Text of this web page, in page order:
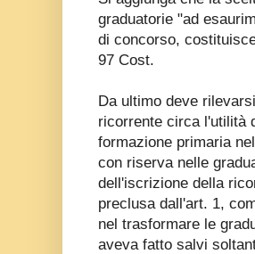
graduatorie "ad
di concorso,
97 Cost.
Da ultimo deve
ricorrente circa l'utilità
formazione primaria
con riserva nelle
dell'iscrizione della
preclusa dall'art. 1,
nel trasformare le
aveva fatto salvi